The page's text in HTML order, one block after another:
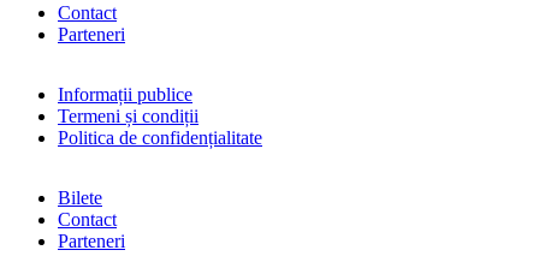
Contact
Parteneri
Informații publice
Termeni și condiții
Politica de confidențialitate
Bilete
Contact
Parteneri